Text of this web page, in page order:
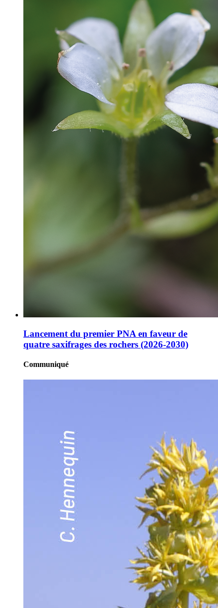
Lancement du premier PNA en faveur de
quatre saxifrages des rochers (2026-2030)
Communiqué